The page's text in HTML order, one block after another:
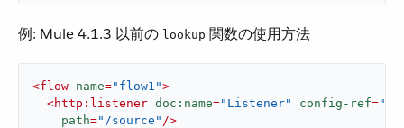
例: Mule 4.1.3 以前の ​ lookup ​ 関数の使用方法
<flow name="flow1">
<http:listener doc:name="Listener" config-ref=
path="/source" />